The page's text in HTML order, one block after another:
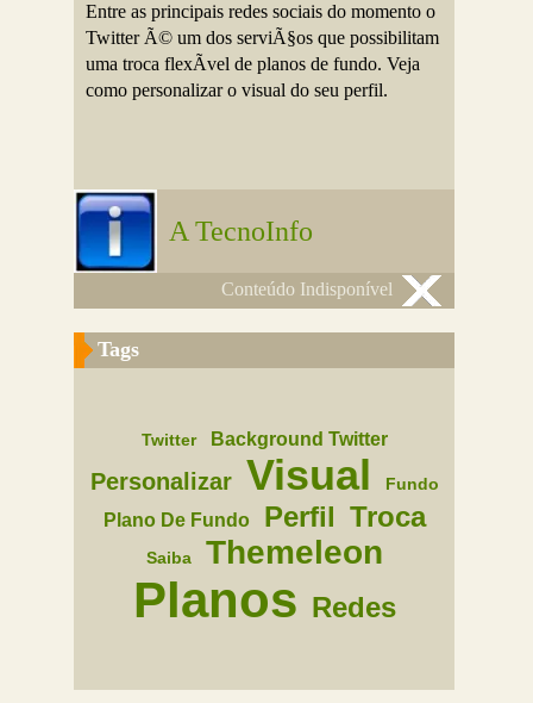
Entre as principais redes sociais do momento o
Twitter Ã© um dos serviÃ§os que possibilitam
uma troca flexÃ­vel de planos de fundo. Veja
como personalizar o visual do seu perfil.
A TecnoInfo
Conteúdo Indisponível
Tags
Twitter Background Twitter
Personalizar Visual Fundo
Plano De Fundo Perfil Troca
Saiba Themeleon
Planos Redes